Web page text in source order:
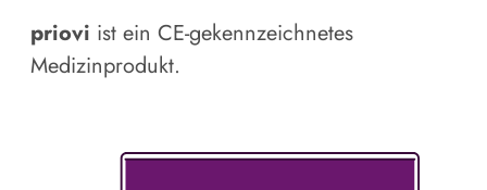
priovi ist ein CE-gekennzeichnetes
Medizinprodukt.